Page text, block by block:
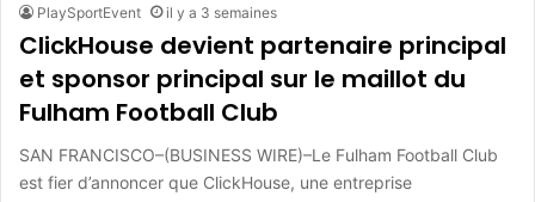
PlaySportEvent il y a 3 semaines
ClickHouse devient partenaire principal
et sponsor principal sur le maillot du
Fulham Football Club
SAN FRANCISCO–(BUSINESS WIRE)–Le Fulham Football Club
est fier d’annoncer que ClickHouse, une entreprise